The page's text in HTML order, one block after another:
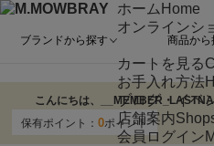
ホーム Home
オンラインシ
カートを見る
お手入れ方法
ブログ・イベ
店舗案内
会員ログイン
ブランドから探す 商品から
こんにちは、
保有ポイント：0ポイント